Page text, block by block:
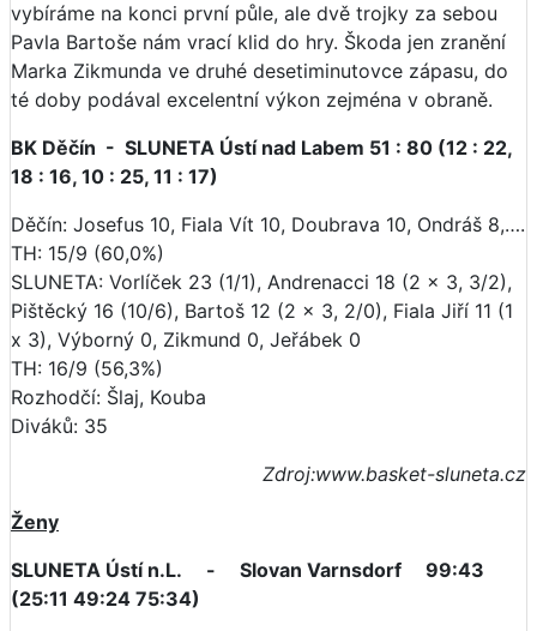
vybíráme na konci první půle, ale dvě trojky za sebou
Pavla Bartoše nám vrací klid do hry. Škoda jen zranění
Marka Zikmunda ve druhé desetiminutovce zápasu, do
té doby podával excelentní výkon zejména v obraně.
BK Děčín - SLUNETA Ústí nad Labem 51 : 80 (12 : 22,
18 : 16, 10 : 25, 11 : 17)
Děčín: Josefus 10, Fiala Vít 10, Doubrava 10, Ondráš 8,….
TH: 15/9 (60,0%)
SLUNETA: Vorlíček 23 (1/1), Andrenacci 18 (2 x 3, 3/2),
Pištěcký 16 (10/6), Bartoš 12 (2 x 3, 2/0), Fiala Jiří 11 (1
x 3), Výborný 0, Zikmund 0, Jeřábek 0
TH: 16/9 (56,3%)
Rozhodčí: Šlaj, Kouba
Diváků: 35
Zdroj:www.basket-sluneta.cz
Ženy
SLUNETA Ústí n.L. - Slovan Varnsdorf 99:43
(25:11 49:24 75:34)